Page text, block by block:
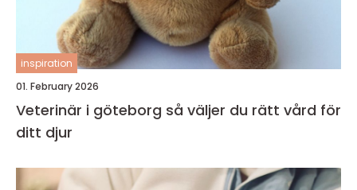
inspiration
01. February 2026
Veterinär i göteborg så väljer du rätt vård för
ditt djur